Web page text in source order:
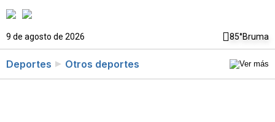
9 de agosto de 2026 85°Bruma
Deportes Otros deportes